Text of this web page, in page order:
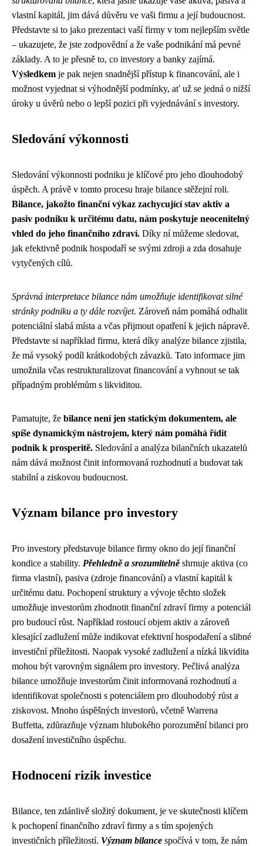
vlastní kapitál, jim dává důvěru ve vaši firmu a její budoucnost.
Představte si to jako prezentaci vaší firmy v tom nejlepším světle
– ukazujete, že jste zodpovědní a že vaše podnikání má pevné
základy. A to je přesně to, co investory a banky zajímá.
Výsledkem je pak nejen snadnější přístup k financování, ale i
možnost vyjednat si výhodnější podmínky, ať už se jedná o nižší
úroky u úvěrů nebo o lepší pozici při vyjednávání s investory.
Sledování výkonnosti
Sledování výkonnosti podniku je klíčové pro jeho dlouhodobý
úspěch. A právě v tomto procesu hraje bilance stěžejní roli.
Bilance, jakožto finanční výkaz zachycující stav aktiv a
pasiv podniku k určitému datu, nám poskytuje neocenitelný
vhled do jeho finančního zdraví. Díky ní můžeme sledovat,
jak efektivně podnik hospodaří se svými zdroji a zda dosahuje
vytyčených cílů.
Správná interpretace bilance nám umožňuje identifikovat silné
stránky podniku a ty dále rozvíjet. Zároveň nám pomáhá odhalit
potenciální slabá místa a včas přijmout opatření k jejich nápravě.
Představte si například firmu, která díky analýze bilance zjistila,
že má vysoký podíl krátkodobých závazků. Tato informace jim
umožnila včas restrukturalizovat financování a vyhnout se tak
případným problémům s likviditou.
Pamatujte, že bilance není jen statickým dokumentem, ale
spíše dynamickým nástrojem, který nám pomáhá řídit
podnik k prosperitě. Sledování a analýza bilančních ukazatelů
nám dává možnost činit informovaná rozhodnutí a budovat tak
stabilní a ziskovou budoucnost.
Význam bilance pro investory
Pro investory představuje bilance firmy okno do její finanční
kondice a stability. Přehledně a srozumitelněshrnuje aktiva (co
firma vlastní), pasiva (zdroje financování) a vlastní kapitál k
určitému datu. Pochopení struktury a vývoje těchto složek
umožňuje investorům zhodnotit finanční zdraví firmy a potenciál
pro budoucí růst. Například rostoucí objem aktiv a zároveň
klesající zadlužení může indikovat efektivní hospodaření a slibné
investiční příležitosti. Naopak vysoké zadlužení a nízká likvidita
mohou být varovným signálem pro investory. Pečlivá analýza
bilance umožňuje investorům činit informovaná rozhodnutí a
identifikovat společnosti s potenciálem pro dlouhodobý růst a
ziskovost. Mnoho úspěšných investorů, včetně Warrena
Buffetta, zdůrazňuje význam hlubokého porozumění bilanci pro
dosažení investičního úspěchu.
Hodnocení rizik investice
Bilance, ten zdánlivě složitý dokument, je ve skutečnosti klíčem
k pochopení finančního zdraví firmy a s tím spojených
investičních příležitostí. Význam bilance spočívá v tom, že nám